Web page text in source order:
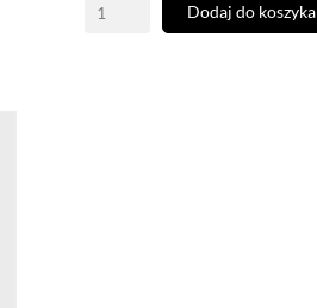
Dodaj do koszyka